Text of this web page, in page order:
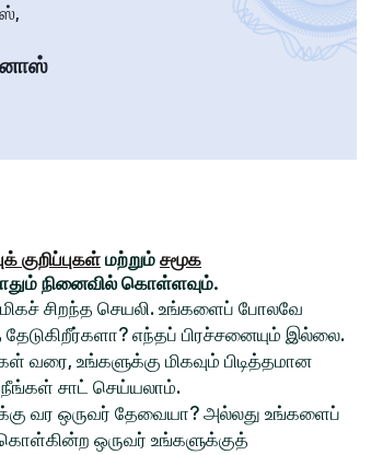
குறிப்புகள்மற்றும் சமூக
நினைவில் கொள்ளவும்.
சிறந்த செயலி. உங்களைப் போலவே
எந்தப் பிரச்சனையும் இல்லை.
உங்களுக்கு மிகவும் பிடித்தமான
நீங்கள் சாட் செய்யலாம்.
வர ஒருவர் தேவையா? அல்லது உங்களைப்
ஒருவர் உங்களுக்குத்